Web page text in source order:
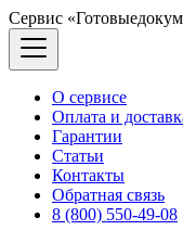
Сервис
О сервисе
Оплата и
Гарантии
Статьи
Контакты
Обратная связь
8 (800) 550-49-08